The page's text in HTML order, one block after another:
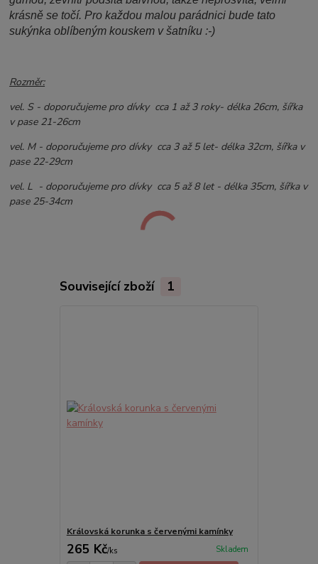
krásně se točí. Pro každou malou parádnici bude tato
sukýnka oblíbeným kouskem v šatníku :-)
Rozměr:
vel. S - doporučujeme pro dívky cca 1 až 3 roky- délka 26cm, šířka
v pase 21-26cm
vel. M - doporučujeme pro dívky cca 3 až 5 let- délka 32cm, šířka v
pase 22-29cm
vel. L - doporučujeme pro dívky cca 5 až 8 let - délka 35cm, šířka v
pase 25-34cm
Související zboží 1
Královská korunka s červenými kamínky
265 Kč/ks Skladem